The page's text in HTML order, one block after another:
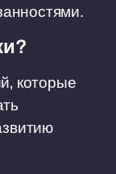
которые